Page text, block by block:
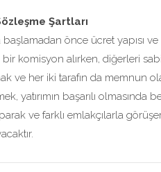
Şartları
başlamadan önce ücret yapısı
bir komisyon alırken, diğerleri
ve her iki tarafın da memnun
yatırımın başarılı
ve farklı emlakçılarla